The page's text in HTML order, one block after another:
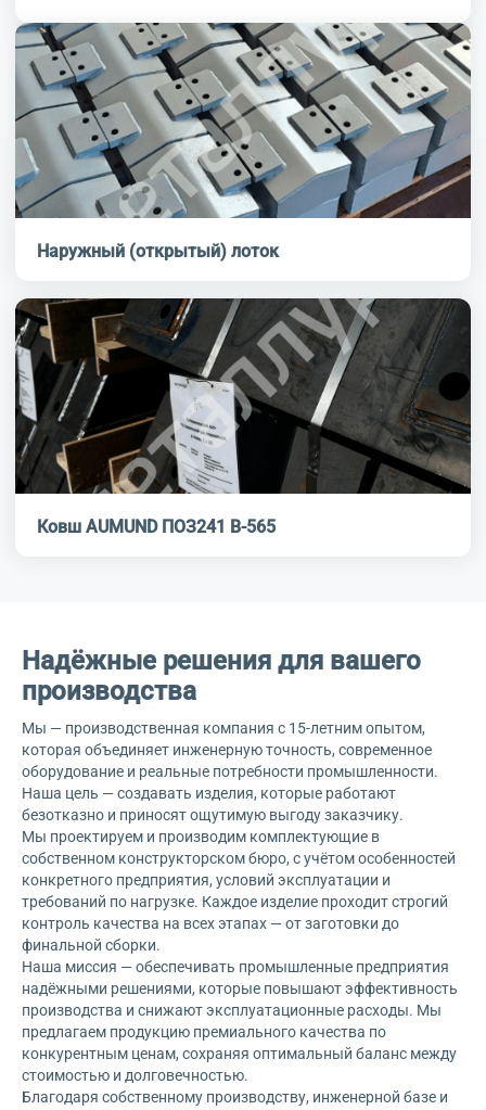
Наружный (открытый) лоток
Ковш AUMUND ПОЗ241 В-565
Надёжные решения для вашего
производства
Мы — производственная компания с 15-летним опытом,
которая объединяет инженерную точность, современное
оборудование и реальные потребности промышленности.
Наша цель — создавать изделия, которые работают
безотказно и приносят ощутимую выгоду заказчику.
Мы проектируем и производим комплектующие в
собственном конструкторском бюро, с учётом особенностей
конкретного предприятия, условий эксплуатации и
требований по нагрузке. Каждое изделие проходит строгий
контроль качества на всех этапах — от заготовки до
финальной сборки.
Наша миссия — обеспечивать промышленные предприятия
надёжными решениями, которые повышают эффективность
производства и снижают эксплуатационные расходы. Мы
предлагаем продукцию премиального качества по
конкурентным ценам, сохраняя оптимальный баланс между
стоимостью и долговечностью.
Благодаря собственному производству, инженерной базе и